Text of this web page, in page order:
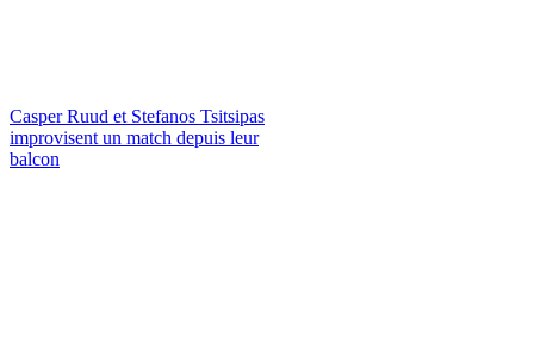
Casper Ruud et Stefanos Tsitsipas
improvisent un match depuis leur
balcon